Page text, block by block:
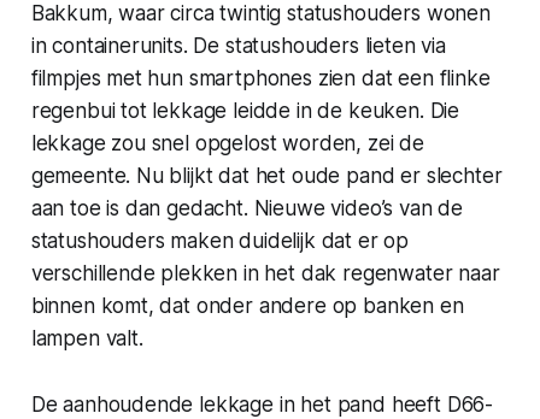
Bakkum, waar circa twintig statushouders wonen
in containerunits. De statushouders lieten via
filmpjes met hun smartphones zien dat een flinke
regenbui tot lekkage leidde in de keuken. Die
lekkage zou snel opgelost worden, zei de
gemeente. Nu blijkt dat het oude pand er slechter
aan toe is dan gedacht. Nieuwe video’s van de
statushouders maken duidelijk dat er op
verschillende plekken in het dak regenwater naar
binnen komt, dat onder andere op banken en
lampen valt.
De aanhoudende lekkage in het pand heeft D66-